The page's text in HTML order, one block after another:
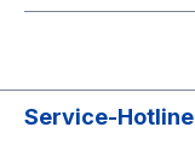
Service-Hotline